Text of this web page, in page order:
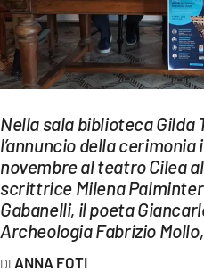
Streaming
LAC TV
LAC ONAIR
LaC
Network
LACPLAY.IT
Nella sala biblioteca Gilda
l’annuncio della
novembre al teatro Cilea
scrittrice Milena
Gabanelli, il poeta
Archeologia Fabrizio
ANNA FOTI